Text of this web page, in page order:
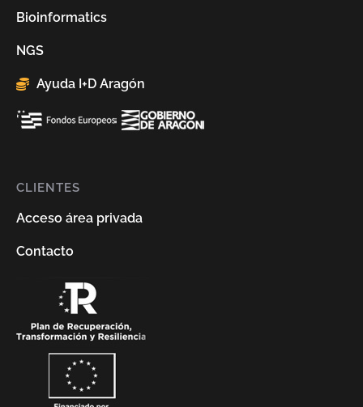
Bioinformatics
NGS
Ayuda I+D Aragón
CLIENTES
Acceso área privada
Contacto